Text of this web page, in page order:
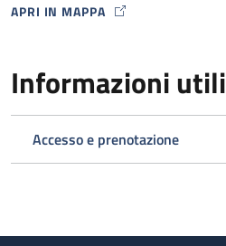
APRI IN MAPPA
MAP ICON
Informazioni utili
Accesso e prenotazione